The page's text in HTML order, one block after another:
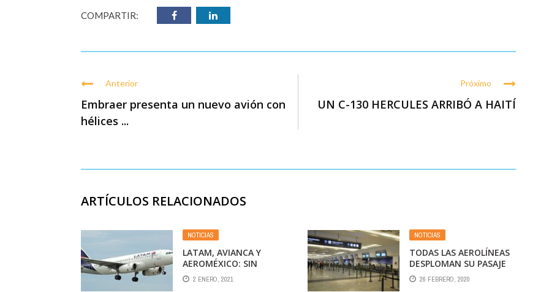
COMPARTIR:
Anterior
Embraer presenta un nuevo avión con
hélices ...
Próximo
UN C-130 HERCULES ARRIBÓ A HAITÍ
ARTÍCULOS RELACIONADOS
NOTICIAS
LATAM, AVIANCA Y
AEROMÉXICO: SIN
RESCATE PÚBLICO
SOBREVIVIR ES DIFÍCIL
2 ENERO, 2021
NOTICIAS
TODAS LAS AEROLÍNEAS
DESPLOMAN SU PASAJE
ARGENTINO, SOBRE
TODO LATAM
26 FEBRERO, 2020